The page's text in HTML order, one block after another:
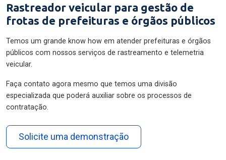
Rastreador veicular para gestão de
frotas de prefeituras e órgãos públicos
Temos um grande know how em atender prefeituras e órgãos
públicos com nossos serviços de rastreamento e telemetria
veicular.
Faça contato agora mesmo que temos uma divisão
especializada que poderá auxiliar sobre os processos de
contratação.
Solicite uma demonstração